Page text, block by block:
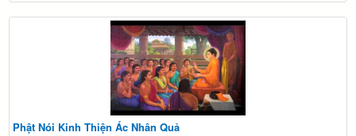
Phật Nói Kinh Thiện Ác Nhân Quả